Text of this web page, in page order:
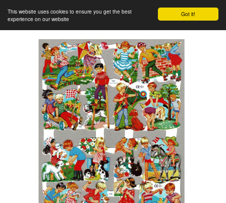
Got it!
This website uses cookies to ensure you get the best
experience on our website